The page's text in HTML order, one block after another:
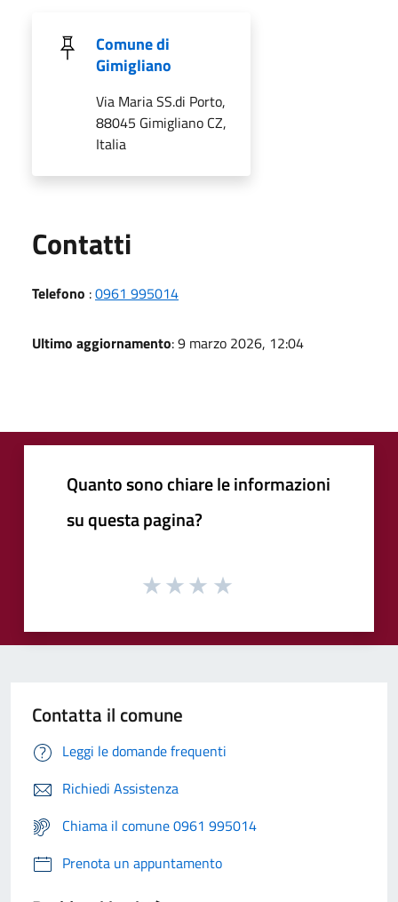
Comune di
Gimigliano
Via Maria SS.di Porto,
88045 Gimigliano CZ,
Italia
Contatti
Telefono :0961 995014
Ultimo aggiornamento: 9 marzo 2026, 12:04
Quanto sono chiare le informazioni
su questa pagina?
Contatta il comune
Leggi le domande frequenti
Richiedi Assistenza
Chiama il comune 0961 995014
Prenota un appuntamento